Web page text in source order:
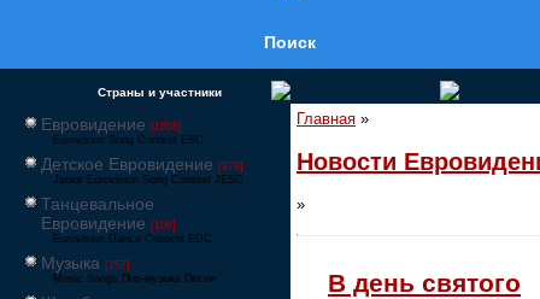
Поиск
Страны и участники
Евровидение [1858]
Eurovision Song Contest ESC
Детское Евровидение [878]
Junior Eurovision Song Contest JESC
Танцевальное
Евровидение [106]
Eurovision Dance Contest EDC
Музыка [257]
Music Songs Поп-музыка Песни
Главная »
Новости
»
В день святого